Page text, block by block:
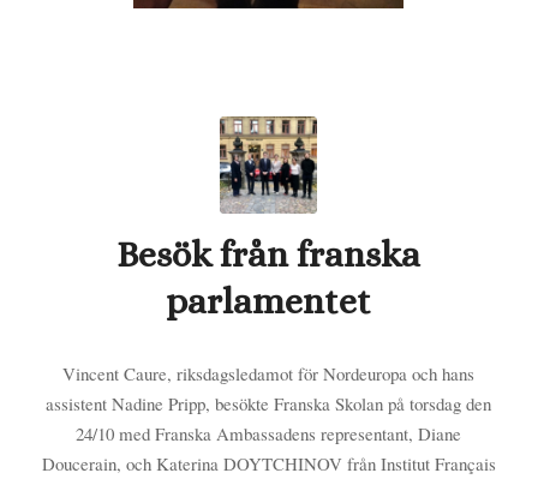
Besök från franska
parlamentet
Vincent Caure, riksdagsledamot för Nordeuropa och hans
assistent Nadine Pripp, besökte Franska Skolan på torsdag den
24/10 med Franska Ambassadens representant, Diane
Doucerain, och Katerina DOYTCHINOV från Institut Français